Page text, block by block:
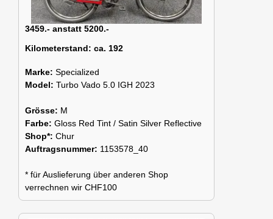
3459.- anstatt 5200.-
Kilometerstand: ca. 192
Marke: Specialized
Model: Turbo Vado 5.0 IGH 2023
Grösse: M
Farbe: Gloss Red Tint / Satin Silver Reflective
Shop*: Chur
Auftragsnummer: 1153578_40
* für Auslieferung über anderen Shop
verrechnen wir CHF100